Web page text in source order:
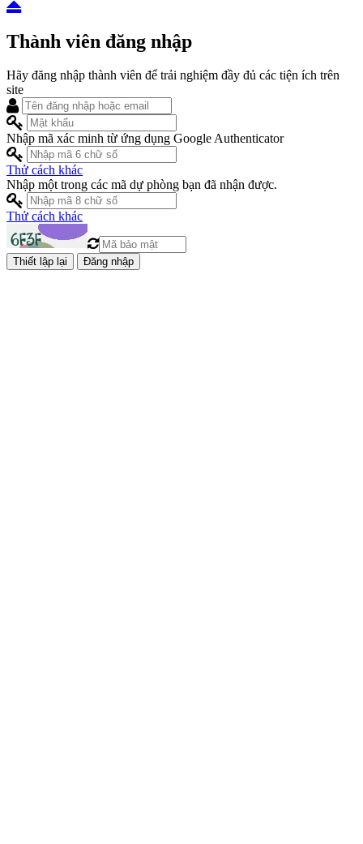
Thành viên đăng nhập
Hãy đăng nhập thành viên để trải nghiệm đầy đủ các tiện ích trên
site
Nhập mã xác minh từ ứng dụng Google Authenticator
Thử cách khác
Nhập một trong các mã dự phòng bạn đã nhận được.
Thử cách khác
Đăng nhập